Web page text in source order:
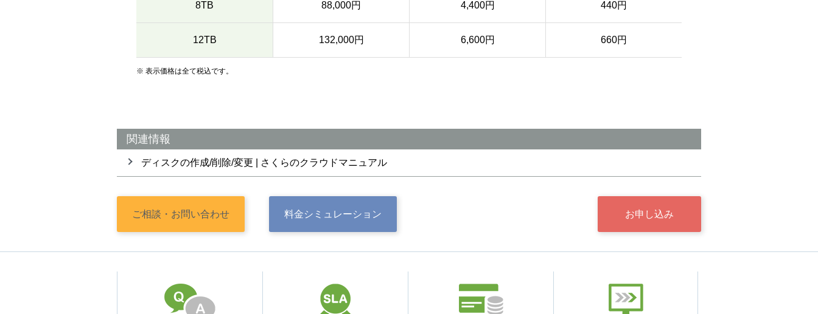
8TB 88,000円 4,400円 440円
12TB 132,000円 6,600円 660円
※ 表示価格は全て税込です。
関連情報
ディスクの作成/削除/変更 | さくらのクラウドマニュアル
お申し込み
ご相談・ お問い合わせ 料金シミュレーション